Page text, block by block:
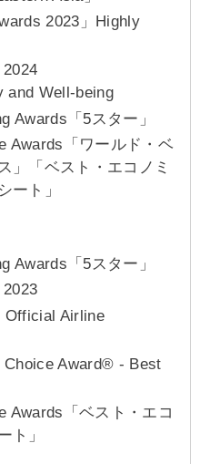
2023」Highly
and Well-being
Awards「5スター」
Awards「ワールド・ベ
」「ベスト・エコノミ
ート」
Awards「5スター」
Official Airline
Choice Award® - Best
Awards「ベスト・エコ
ト」